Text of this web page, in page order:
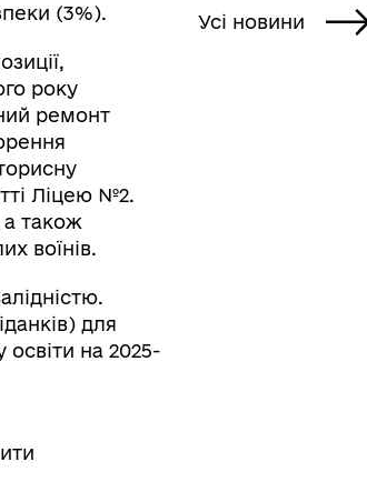
(3%).
року
ремонт
Ліцею №2.
а також
воїнів.
для
освіти на 2025-
Усі новини